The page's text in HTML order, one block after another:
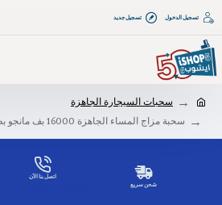
تسجيل الدخول تسجيل جديد
سحبات السيجارة الجاهزة
سحبة مزاج المساء الجاهزة 16000 بف مانجو بطيخ خوخ
شحن سريع
اتصل بنا الآن